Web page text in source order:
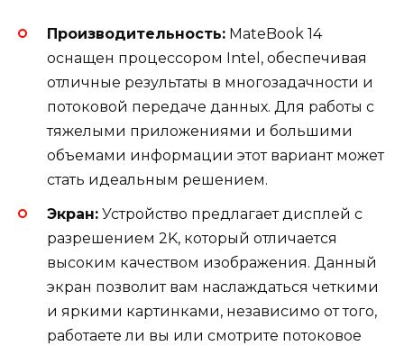
Производительность: MateBook 14
оснащен процессором Intel, обеспечивая
отличные результаты в многозадачности и
потоковой передаче данных. Для работы с
тяжелыми приложениями и большими
объемами информации этот вариант может
стать идеальным решением.
Экран: Устройство предлагает дисплей с
разрешением 2K, который отличается
высоким качеством изображения. Данный
экран позволит вам наслаждаться четкими
и яркими картинками, независимо от того,
работаете ли вы или смотрите потоковое